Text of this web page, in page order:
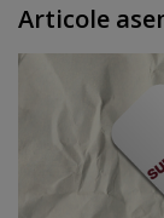
Articole